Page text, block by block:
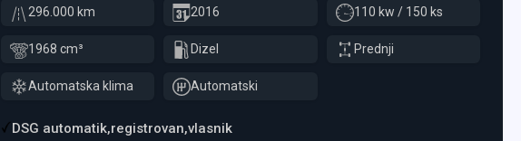
provera za više informacija pozvati. Registrovan godinu dana.
296.000 km 2016 110 kw / 150 ks
1968 cm³ Dizel Prednji
Automatska klima Automatski
DSG automatik,registrovan,vlasnik